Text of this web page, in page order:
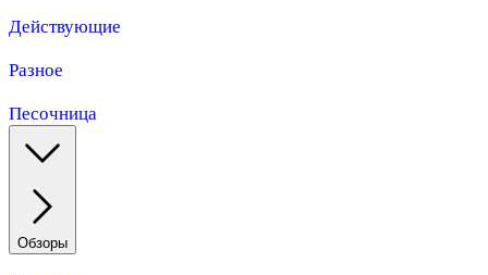
Действующие
Разное
Песочница
Обзоры